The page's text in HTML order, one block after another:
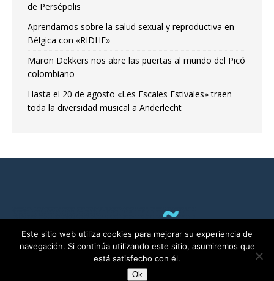
de Persépolis
Aprendamos sobre la salud sexual y reproductiva en
Bélgica con «RIDHE»
Maron Dekkers nos abre las puertas al mundo del Picó
colombiano
Hasta el 20 de agosto «Les Escales Estivales» traen
toda la diversidad musical a Anderlecht
Este sitio web utiliza cookies para mejorar su experiencia de
navegación. Si continúa utilizando este sitio, asumiremos que
está satisfecho con él.
Ok